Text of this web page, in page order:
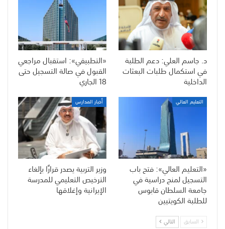
د. جاسم العلي: دعم الطلبة
في استكمال طلبات البعثات
الداخلية
«التطبيقي»: استقبال مراجعي
القبول في صالة التسجيل حتى
18 الجاري
التعليم العالي
«التعليم العالي»: فتح باب
التسجيل لمنح دراسية في
جامعة السلطان قابوس
للطلبة الكويتيين
أخبار المدارس
وزير التربية يصدر قرارًا بإلغاء
الترخيص التعليمي للمدرسة
الإيرانية وإغلاقها
السابق التالي